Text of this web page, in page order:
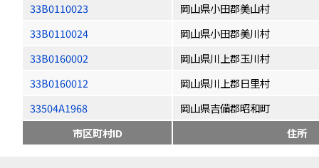
33B0110023
岡山県小田郡美山村
33B0110024
岡山県小田郡美川村
33B0160002
岡山県川上郡玉川村
33B0160012
岡山県川上郡日里村
33504A1968
岡山県吉備郡昭和町
市区町村ID
住所